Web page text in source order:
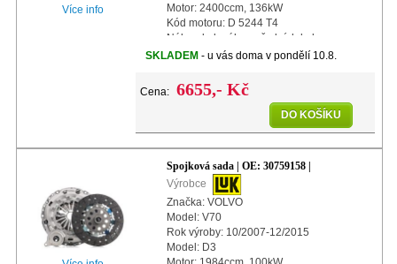
Více info
Motor: 2400ccm, 136kW
Kód motoru: D 5244 T4
Náhon kol: náhon předních kol
Typ převodovky: M66
ložiskem
Další info: s automati
SKLADEM - u vás doma v pondělí 10.8.
Cena: 6655,- Kč
DO KOŠÍKU
Spojková sada | OE: 30759158 |
Výrobce
Značka: VOLVO
Model: V70
Rok výroby: 10/2007-12/2015
Model: D3